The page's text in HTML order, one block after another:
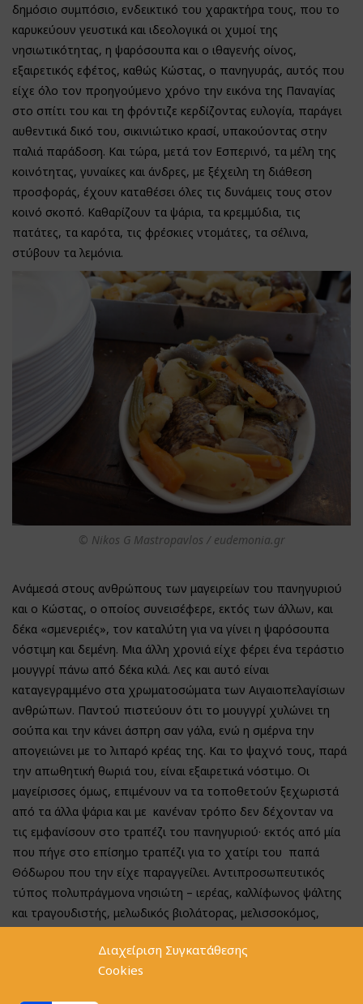
Διαχείριση Συγκατάθεσης
Cookies
δημόσιο συμπόσιο, ενδεικτικό του χαρακτήρα τους, που το
καρυκεύουν γευστικά και ιδεολογικά οι χυμοί της
νησιωτικότητας, η ψαρόσουπα και ο ιθαγενής οίνος,
εξαιρετικός εφέτος, καθώς Κώστας, ο πανηγυράς, αυτός που
είχε όλο τον προηγούμενο χρόνο την εικόνα της Παναγίας
στο σπίτι του και τη φρόντιζε κερδίζοντας ευλογία, παράγει
αυθεντικά δικό του, σικινιώτικο κρασί, υπακούοντας στην
παλιά παράδοση. Και τώρα, μετά τον Εσπερινό, τα μέλη της
κοινότητας, γυναίκες και άνδρες, με ξέχειλη τη διάθεση
προσφοράς, έχουν καταθέσει όλες τις δυνάμεις τους στον
κοινό σκοπό. Καθαρίζουν τα ψάρια, τα κρεμμύδια, τις
πατάτες, τα καρότα, τις φρέσκιες ντομάτες, τα σέλινα,
στύβουν τα λεμόνια.
© Nikos G Mastropavlos / eudemonia.gr
Ανάμεσά στους ανθρώπους των μαγειρείων του πανηγυριού
και ο Κώστας, ο οποίος συνεισέφερε, εκτός των άλλων, και
δέκα «σμενεριές», τον καταλύτη για να γίνει η ψαρόσουπα
νόστιμη και δεμένη. Μια άλλη χρονιά είχε φέρει ένα τεράστιο
μουγγρί πάνω από δέκα κιλά. Λες και αυτό είναι
καταγεγραμμένο στα χρωματοσώματα των Αιγαιοπελαγίσιων
ανθρώπων. Παντού πιστεύουν ότι το μουγγρί χυλώνει τη
σούπα και την κάνει άσπρη σαν γάλα, ενώ η σμέρνα την
απογειώνει με το λιπαρό κρέας της. Και το ψαχνό τους, παρά
την απωθητική θωριά του, είναι εξαιρετικά νόστιμο. Οι
μαγείρισσες όμως, επιμένουν να τα τοποθετούν ξεχωριστά
από τα άλλα ψάρια και με κανέναν τρόπο δεν δέχονταν να
τις εμφανίσουν στο τραπέζι του πανηγυριού· εκτός από μία
που πήγε στο επίσημο τραπέζι για το χατίρι του παπά
Θόδωρου που την είχε παραγγείλει. Αντιπροσωπευτικός
τύπος πολυπράγμονα νησιώτη – ιερέας, καλλίφωνος ψάλτης
και τραγουδιστής, μελωδικός βιολάτορας, μελισσοκόμος,
καλά της. Ευτυχώς που δεν τα εκτιμούν όλοι οι
πανηγυριστές, γιατί οι άλλες πιατέλες με τη βραστή σμέρνα